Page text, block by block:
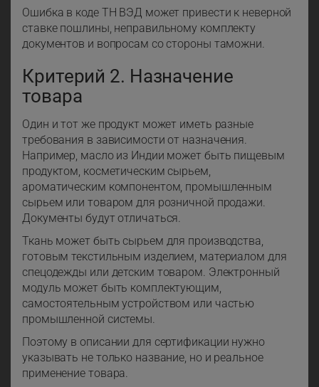
Ошибка в коде ТН ВЭД может привести к неверной
ставке пошлины, неправильному комплекту
документов и вопросам со стороны таможни.
Критерий 2. Назначение
товара
Один и тот же продукт может иметь разные
требования в зависимости от назначения.
Например, масло из Индии может быть пищевым
продуктом, косметическим сырьем,
ароматическим компонентом, промышленным
сырьем или товаром для розничной продажи.
Документы будут отличаться.
Ткань может быть сырьем для производства,
готовым текстильным изделием, материалом для
спецодежды или детским товаром. Электронный
модуль может быть комплектующим,
самостоятельным устройством или частью
промышленной системы.
Поэтому в описании для сертификации нужно
указывать не только название, но и реальное
применение товара.